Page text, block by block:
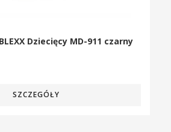
Dziecięcy MD-911 czarny
SZCZEGÓŁY